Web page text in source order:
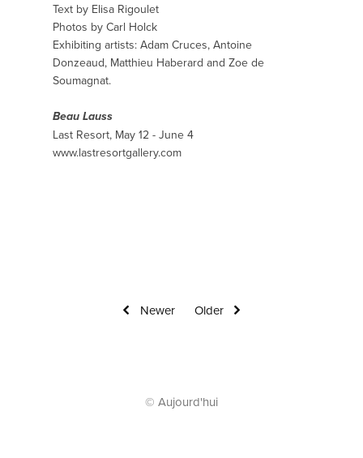
Text by Elisa Rigoulet
Photos by Carl Holck
Exhibiting artists: Adam Cruces, Antoine
Donzeaud, Matthieu Haberard and Zoe de
Soumagnat.
Beau Lauss
Last Resort, May 12 - June 4
www.lastresortgallery.com
Newer Older
© Aujourd'hui